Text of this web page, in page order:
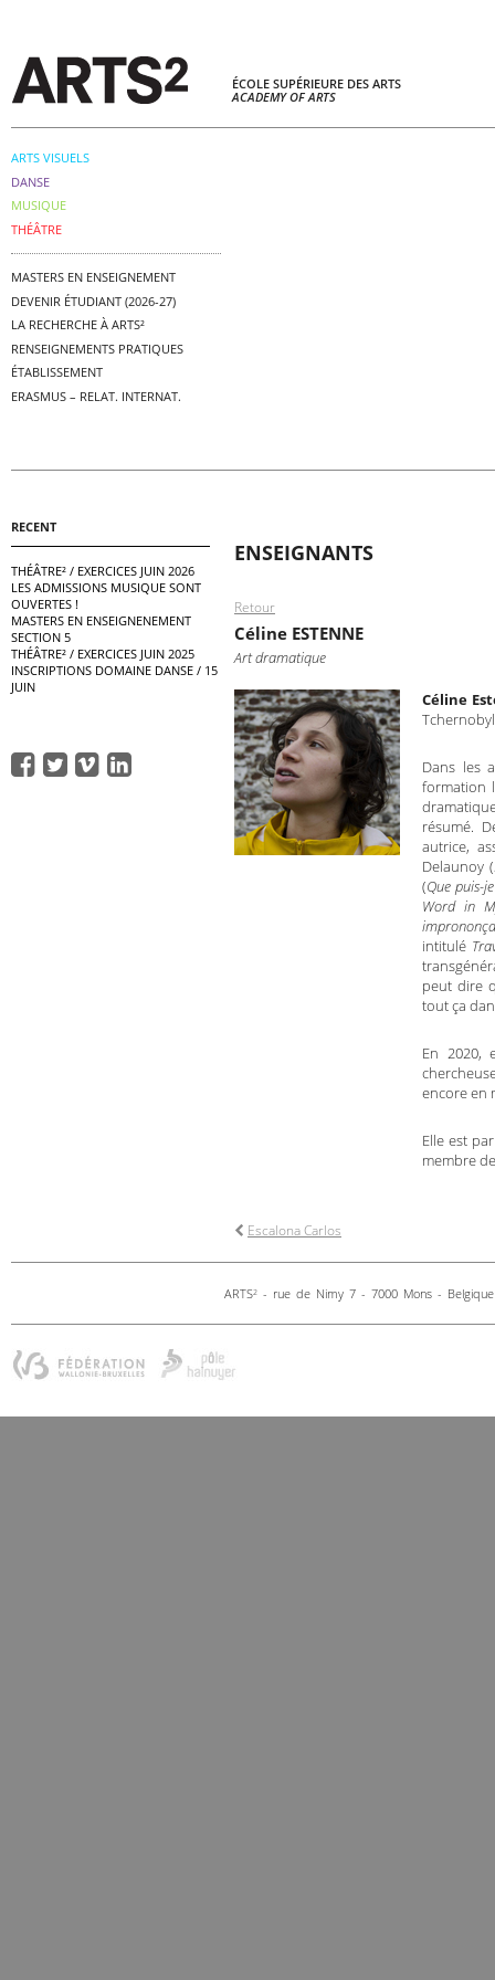
ÉCOLE SUPÉRIEURE DES ARTS
ACADEMY OF ARTS
ARTS VISUELS
DANSE
MUSIQUE
THÉÂTRE
MASTERS EN ENSEIGNEMENT
DEVENIR ÉTUDIANT (2026-27)
LA RECHERCHE À ARTS²
RENSEIGNEMENTS PRATIQUES
ÉTABLISSEMENT
ERASMUS – RELAT. INTERNAT.
RECENT
THÉÂTRE² / EXERCICES JUIN 2026
LES ADMISSIONS MUSIQUE SONT
OUVERTES !
MASTERS EN ENSEIGNENEMENT
SECTION 5
THÉÂTRE² / EXERCICES JUIN 2025
INSCRIPTIONS DOMAINE DANSE / 15
JUIN
ENSEIGNANTS
Retour
Céline ESTENNE
Art dramatique
Céline
Dans les
formation
résumé.
autrice,
Delaunoy (
(Que puis-
Word in
intitulé
peut dire
tout ça
En 2020,
encore en
Elle est
membre
Escalona Carlos
ARTS2 - rue de Nimy 7 - 7000 Mons -